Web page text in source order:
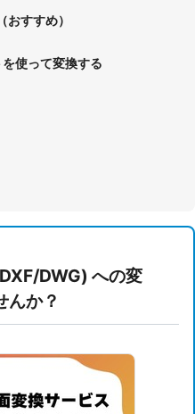
おすすめ）
使って変換する
DWG) への変
んか？